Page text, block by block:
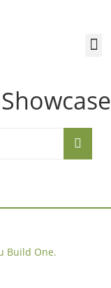
Build One.